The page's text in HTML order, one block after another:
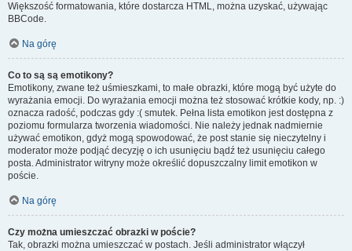
Większość formatowania, które dostarcza HTML, można uzyskać, używając
BBCode.
Na górę
Co to są są emotikony?
Emotikony, zwane też uśmieszkami, to małe obrazki, które mogą być użyte do
wyrażania emocji. Do wyrażania emocji można też stosować krótkie kody, np. :)
oznacza radość, podczas gdy :( smutek. Pełna lista emotikon jest dostępna z
poziomu formularza tworzenia wiadomości. Nie należy jednak nadmiernie
używać emotikon, gdyż mogą spowodować, że post stanie się nieczytelny i
moderator może podjąć decyzję o ich usunięciu bądź też usunięciu całego
posta. Administrator witryny może określić dopuszczalny limit emotikon w
poście.
Na górę
Czy można umieszczać obrazki w poście?
Tak, obrazki można umieszczać w postach. Jeśli administrator włączył